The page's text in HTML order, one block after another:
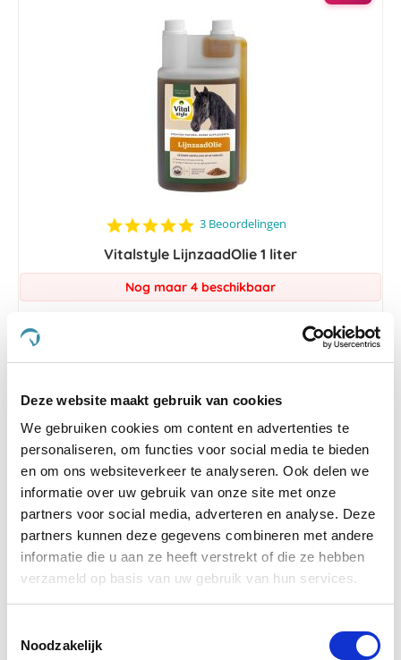
Deze website maakt gebruik van cookies
We gebruiken cookies om content en advertenties te
personaliseren, om functies voor social media te bieden
en om ons websiteverkeer te analyseren. Ook delen we
informatie over uw gebruik van onze site met onze
partners voor social media, adverteren en analyse. Deze
partners kunnen deze gegevens combineren met andere
informatie die u aan ze heeft verstrekt of die ze hebben
verzameld op basis van uw gebruik van hun services.
Noodzakelijk
5.0
rating
3 Beoordelingen
Vitalstyle LijnzaadOlie 1 liter
Nog maar 4 beschikbaar